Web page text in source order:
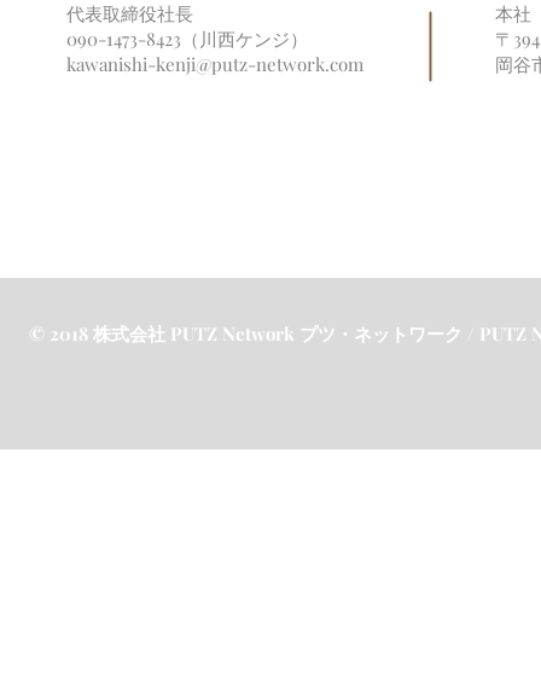
代表取締役社長
090-1473-8423（川西ケンジ）
kawanishi-kenji@putz-network.com
本社
〒
岡谷
© 2018 株式会社 PUTZ Network プツ・ネットワーク /